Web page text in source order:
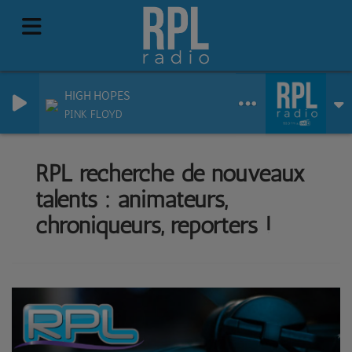
HIGH HOPES
PINK FLOYD
RPL recherche de nouveaux
talents : animateurs,
chroniqueurs, reporters !